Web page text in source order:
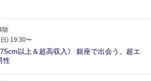
階
) 19:30〜
以上＆超高収入》 銀座で出会う、超エ
性